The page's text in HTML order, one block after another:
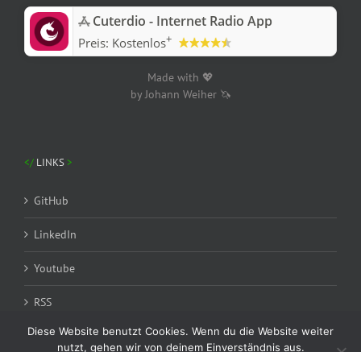
‎Cuterdio - Internet Radio App
Preis: Kostenlos+
Made with 💖
by Johann Weiher 🦄
LINKS
GitHub
LinkedIn
Youtube
RSS
Diese Website benutzt Cookies. Wenn du die Website weiter
nutzt, gehen wir von deinem Einverständnis aus.